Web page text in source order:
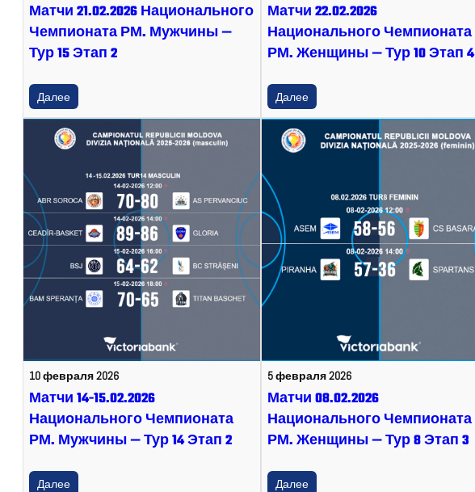
Матчи 21.02.2026 Национального
Чемпионата РМ. Мужчины —
Тур 15 Этап 2
Далее
Матчи 22.02.2026
Национального Чемпионата
РМ. Женщины — Тур 10 Этап 4
Далее
10 февраля 2026
Матчи 14-15.02.2026
Национального Чемпионата
РМ. Мужчины — Тур 14 Этап 2
Далее
5 февраля 2026
Матчи 08.02.2026
Национального Чемпионата
РМ. Женщины — Тур 8 Этап 3
Далее